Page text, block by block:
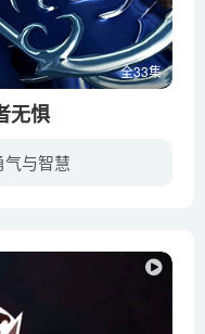
全33集
无惧
与智慧